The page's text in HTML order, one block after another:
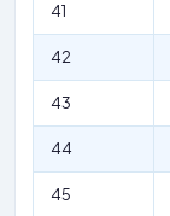
41
42
43
44
45